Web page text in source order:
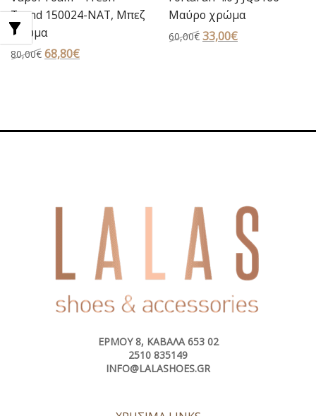
Trend 150024-NAT, Μπεζ
χρώμα
80,00€ Original
68,80€Η
Μαύρο χρώμα
60,00€ Original
33,00€Η
ΕΡΜΟΎ 8, ΚΑΒΆΛΑ 653 02
2510 835149
INFO@LALASHOES.GR